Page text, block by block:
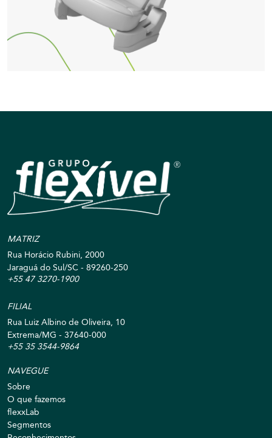
MATRIZ
Rua Horácio Rubini, 2000
Jaraguá do Sul/SC - 89260-250
+55 47 3270-1900
FILIAL
Rua Luiz Albino de Oliveira, 10
Extrema/MG - 37640-000
+55 35 3544-9864
NAVEGUE
Sobre
O que fazemos
flexxLab
Segmentos